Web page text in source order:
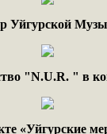
Уйгурской
"N.U.R. " в
«Уйгурские